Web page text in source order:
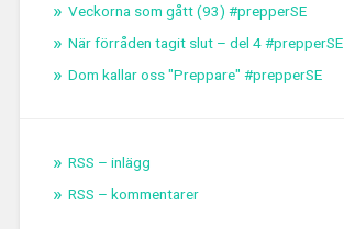
Veckorna som gått (93) #prepperSE
När förråden tagit slut – del 4 #prepperSE
Dom kallar oss "Preppare" #prepperSE
RSS – inlägg
RSS – kommentarer